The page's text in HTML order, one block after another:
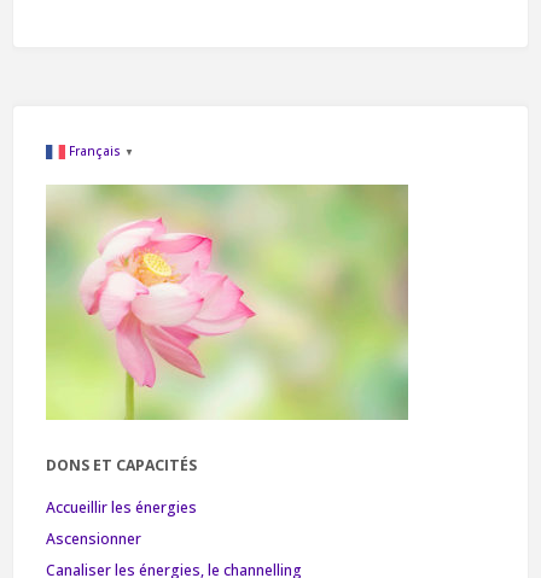
Français ▼
DONS ET CAPACITÉS
Accueillir les énergies
Ascensionner
Canaliser les énergies, le channelling